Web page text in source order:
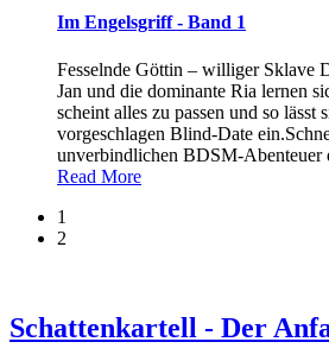
Im Engelsgriff - Band 1
Fesselnde Göttin – williger Sklave
Jan und die dominante Ria lernen
scheint alles zu passen und so lässt
vorgeschlagen Blind-Date
unverbindlichen BDSM-Abenteuer
Read More
1
2
Schattenkartell - Der